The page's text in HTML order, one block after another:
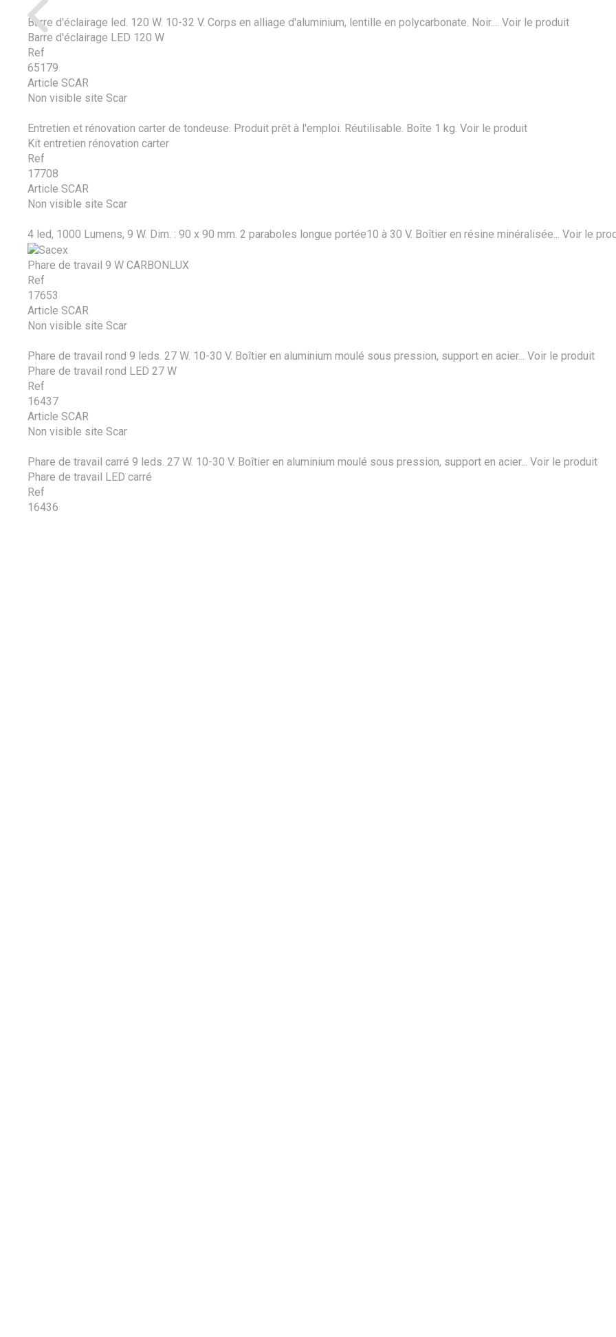
Barre d'éclairage led. 120 W. 10-32 V. Corps en alliage d'aluminium, lentille en polycarbonate. Noir.... Voir le produit
Barre d'éclairage LED 120 W
Ref
65179
Article SCAR
Non visible site Scar
Entretien et rénovation carter de tondeuse. Produit prêt à l'emploi. Réutilisable. Boîte 1 kg. Voir le produit
Kit entretien rénovation carter
Ref
17708
Article SCAR
Non visible site Scar
4 led, 1000 Lumens, 9 W. Dim. : 90 x 90 mm. 2 paraboles longue portée10 à 30 V. Boîtier en résine minéralisée... Voir le
Phare de travail 9 W CARBONLUX
Ref
17653
Article SCAR
Non visible site Scar
Phare de travail rond 9 leds. 27 W. 10-30 V. Boîtier en aluminium moulé sous pression, support en acier... Voir le produit
Phare de travail rond LED 27 W
Ref
16437
Article SCAR
Non visible site Scar
Phare de travail carré 9 leds. 27 W. 10-30 V. Boîtier en aluminium moulé sous pression, support en acier... Voir le produit
Phare de travail LED carré
Ref
16436